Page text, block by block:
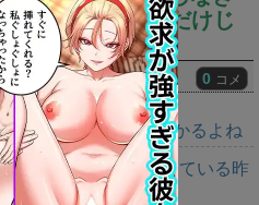
てるｗ⇐●●するだけじ
0 コメ
期的にやってるの助かるよね
るコストが大きくなっている昨